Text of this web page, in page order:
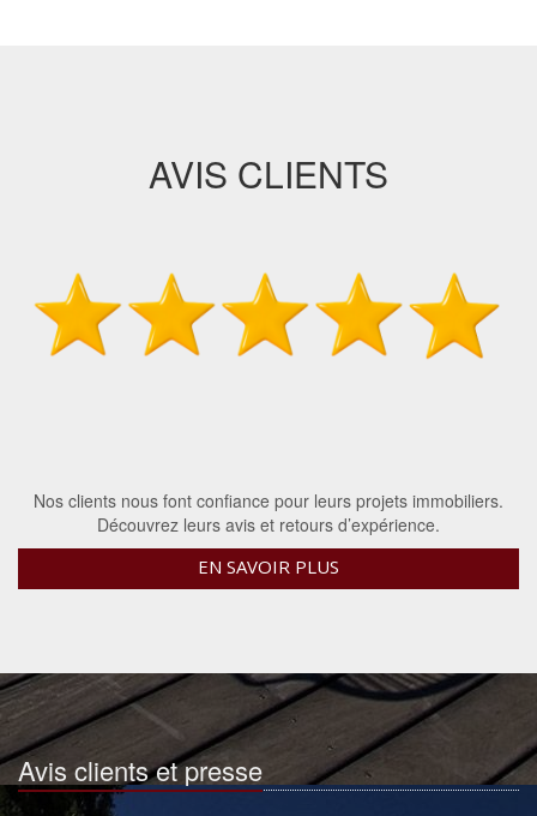
AVIS CLIENTS
Nos clients nous font confiance pour leurs projets immobiliers.
Découvrez leurs avis et retours d’expérience.
EN SAVOIR PLUS
Avis clients et presse